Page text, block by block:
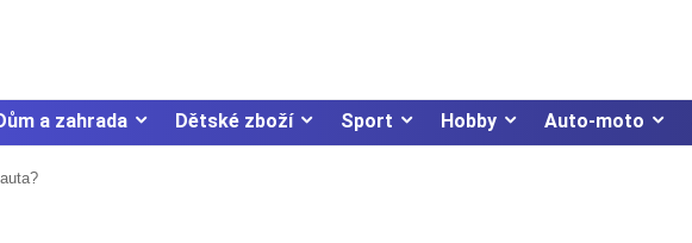
a zahrada Dětské zboží Sport Hobby Auto-moto